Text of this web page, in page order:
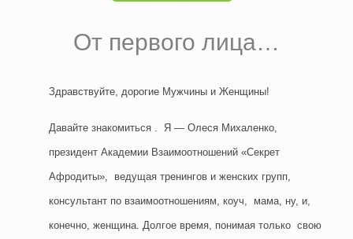
От первого лица…
Здравствуйте, дорогие Мужчины и Женщины!
Давайте знакомиться . Я — Олеся Михаленко,
президент Академии Взаимоотношений «Cекрет
Афродиты», ведущая тренингов и женских групп,
консультант по взаимоотношениям, коуч, мама, ну, и,
конечно, женщина. Долгое время, понимая только свою